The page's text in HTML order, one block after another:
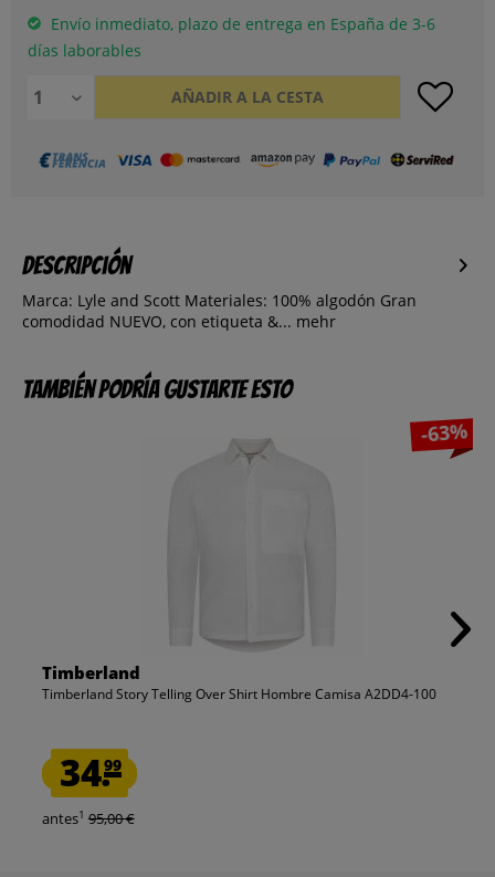
Envío inmediato, plazo de entrega en España de 3-6
días laborables
AÑADIR A LA CESTA
Descripción
Marca: Lyle and Scott Materiales: 100% algodón Gran
comodidad NUEVO, con etiqueta &... mehr
También podría gustarte esto
-63%
Timberland
Timberland Story Telling Over Shirt Hombre Camisa A2DD4-100
34.99
antes1 95,00 €